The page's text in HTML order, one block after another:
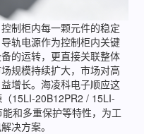
制柜内每一颗元件的稳定
轨电源作为控制柜内关键
的运转，更直接关联整体
规模持续扩大，市场对高
增长。海凌科电子顺应这
15LI-20B12PR2 / 15LI-
和多重保护等特性，为工
决方案。